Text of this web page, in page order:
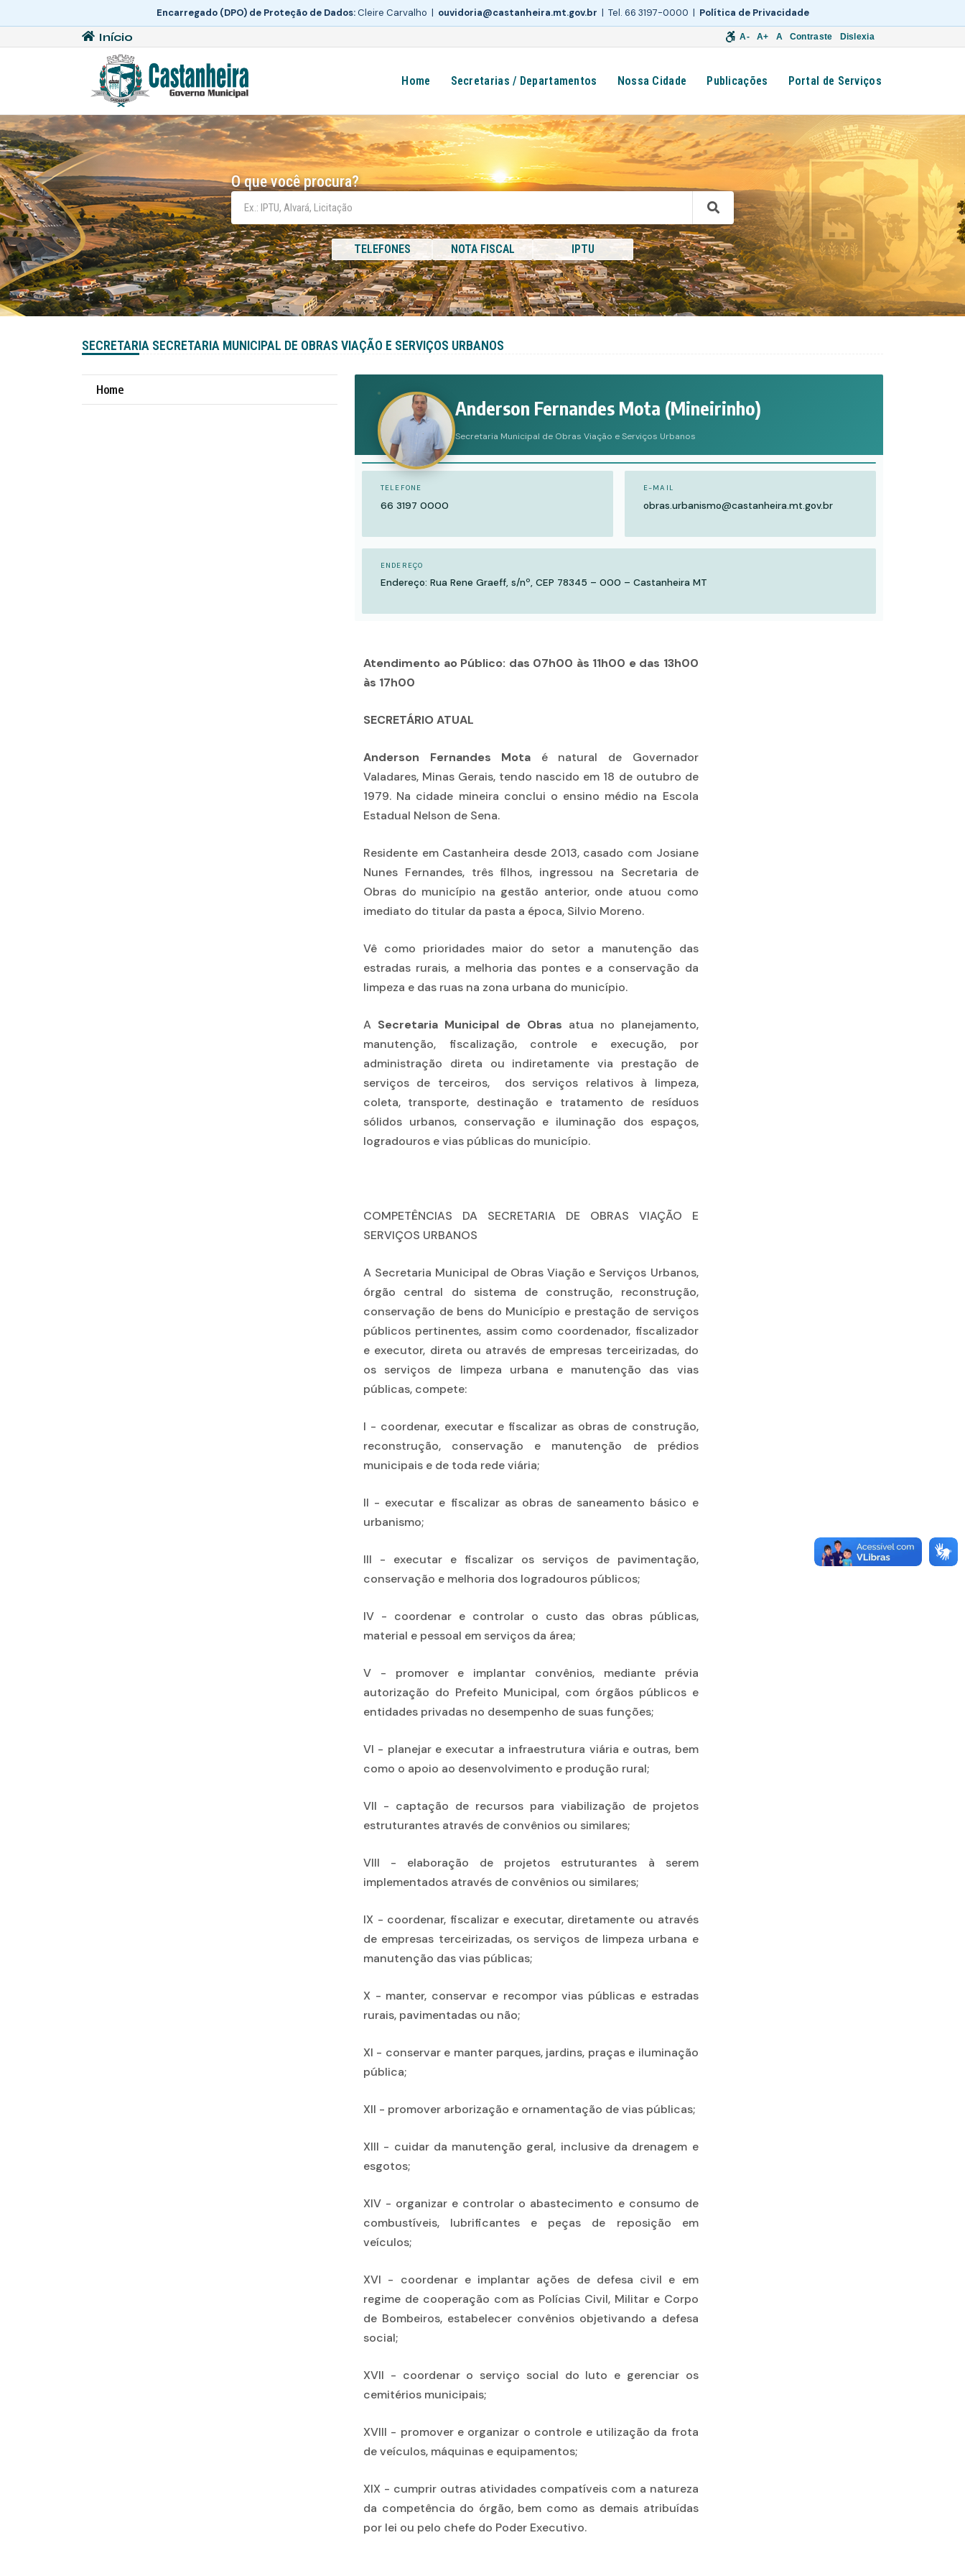
Encarregado (DPO) de Proteção de Dados:Cleire Carvalho | ouvidoria@castanheira.mt.gov.br | Tel. 66 3197-0000 | Política de Privacidade
Início A- A+ A Contraste Dislexia
Home Secretarias / Departamentos Nossa Cidade Publicações Portal de Serviços
O que você procura?
TELEFONES NOTA FISCAL IPTU
SECRETARIA SECRETARIA MUNICIPAL DE OBRAS VIAÇÃO E SERVIÇOS URBANOS
Home
Anderson Fernandes Mota (Mineirinho)
Secretaria Municipal de Obras Viação e Serviços Urbanos
TELEFONE
66 3197 0000
E-MAIL
obras.urbanismo@castanheira.mt.gov.br
ENDEREÇO
Endereço: Rua Rene Graeff, s/nº, CEP 78345 – 000 – Castanheira MT
Atendimento ao Público: das 07h00 às 11h00 e das 13h00
às 17h00
SECRETÁRIO ATUAL
Anderson Fernandes Mota é natural de Governador
Valadares, Minas Gerais, tendo nascido em 18 de outubro de
1979. Na cidade mineira conclui o ensino médio na Escola
Estadual Nelson de Sena.
Residente em Castanheira desde 2013, casado com Josiane
Nunes Fernandes, três filhos, ingressou na Secretaria de
Obras do município na gestão anterior, onde atuou como
imediato do titular da pasta a época, Silvio Moreno.
Vê como prioridades maior do setor a manutenção das
estradas rurais, a melhoria das pontes e a conservação da
limpeza e das ruas na zona urbana do município.
A Secretaria Municipal de Obras atua no planejamento,
manutenção, fiscalização, controle e execução, por
administração direta ou indiretamente via prestação de
serviços de terceiros, dos serviços relativos à limpeza,
coleta, transporte, destinação e tratamento de resíduos
sólidos urbanos, conservação e iluminação dos espaços,
logradouros e vias públicas do município.
COMPETÊNCIAS DA SECRETARIA DE OBRAS VIAÇÃO E
SERVIÇOS URBANOS
A Secretaria Municipal de Obras Viação e Serviços Urbanos,
órgão central do sistema de construção, reconstrução,
conservação de bens do Município e prestação de serviços
públicos pertinentes, assim como coordenador, fiscalizador
e executor, direta ou através de empresas terceirizadas, do
os serviços de limpeza urbana e manutenção das vias
públicas, compete:
I - coordenar, executar e fiscalizar as obras de construção,
reconstrução, conservação e manutenção de prédios
municipais e de toda rede viária;
II - executar e fiscalizar as obras de saneamento básico e
urbanismo;
III - executar e fiscalizar os serviços de pavimentação,
conservação e melhoria dos logradouros públicos;
IV - coordenar e controlar o custo das obras públicas,
material e pessoal em serviços da área;
V - promover e implantar convênios, mediante prévia
autorização do Prefeito Municipal, com órgãos públicos e
entidades privadas no desempenho de suas funções;
VI - planejar e executar a infraestrutura viária e outras, bem
como o apoio ao desenvolvimento e produção rural;
VII - captação de recursos para viabilização de projetos
estruturantes através de convênios ou similares;
VIII - elaboração de projetos estruturantes à serem
implementados através de convênios ou similares;
IX - coordenar, fiscalizar e executar, diretamente ou através
de empresas terceirizadas, os serviços de limpeza urbana e
manutenção das vias públicas;
X - manter, conservar e recompor vias públicas e estradas
rurais, pavimentadas ou não;
XI - conservar e manter parques, jardins, praças e iluminação
pública;
XII - promover arborização e ornamentação de vias públicas;
XIII - cuidar da manutenção geral, inclusive da drenagem e
esgotos;
XIV - organizar e controlar o abastecimento e consumo de
combustíveis, lubrificantes e peças de reposição em
veículos;
XVI - coordenar e implantar ações de defesa civil e em
regime de cooperação com as Polícias Civil, Militar e Corpo
de Bombeiros, estabelecer convênios objetivando a defesa
social;
XVII - coordenar o serviço social do luto e gerenciar os
cemitérios municipais;
XVIII - promover e organizar o controle e utilização da frota
de veículos, máquinas e equipamentos;
XIX - cumprir outras atividades compatíveis com a natureza
da competência do órgão, bem como as demais atribuídas
por lei ou pelo chefe do Poder Executivo.